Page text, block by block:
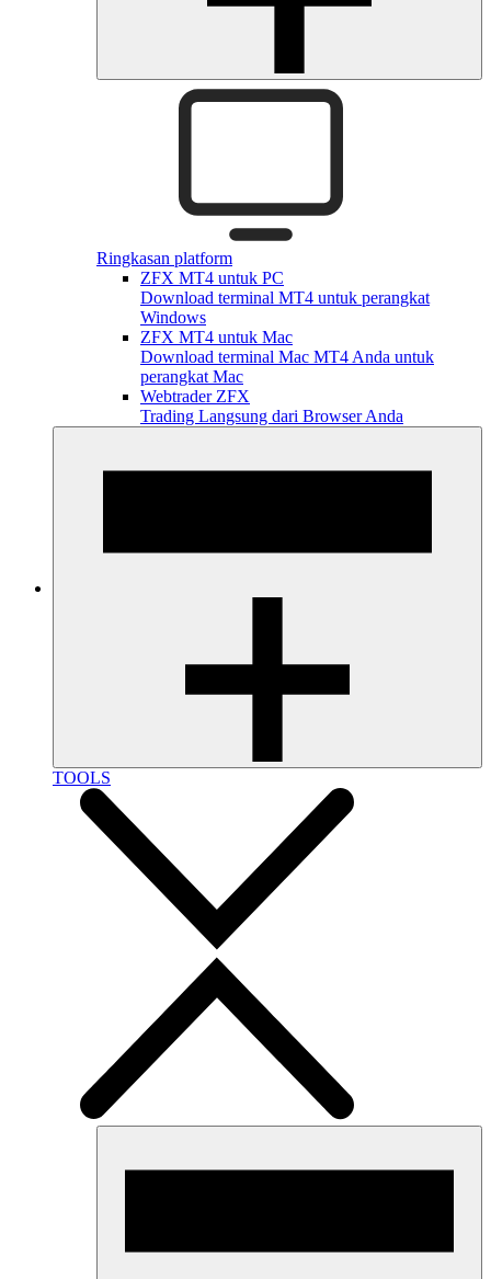
Ringkasan platform
ZFX MT4 untuk PC
Download terminal MT4 untuk perangkat
Windows
ZFX MT4 untuk Mac
Download terminal Mac MT4 Anda untuk
perangkat Mac
Webtrader ZFX
Trading Langsung dari Browser Anda
TOOLS